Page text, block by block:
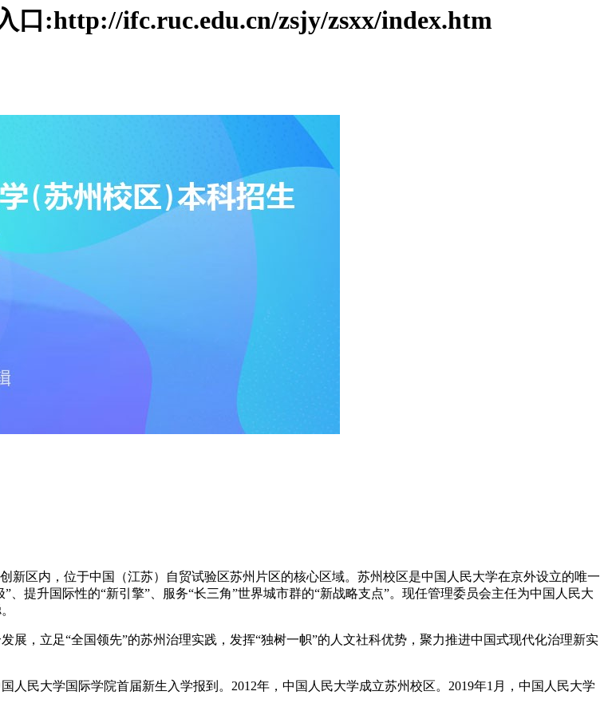
口:http://ifc.ruc.edu.cn/zsjy/zsxx/index.htm
区内，位于中国（江苏）自贸试验区苏州片区的核心区域。苏州校区是中国人民大学在京外设立的唯一
提升国际性的“新引擎”、服务“长三角”世界城市群的“新战略支点”。现任管理委员会主任为中国人民大
，立足“全国领先”的苏州治理实践，发挥“独树一帜”的人文社科优势，聚力推进中国式现代化治理新实
人民大学国际学院首届新生入学报到。2012年，中国人民大学成立苏州校区。2019年1月，中国人民大学